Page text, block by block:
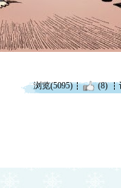
浏览(5095) (8)